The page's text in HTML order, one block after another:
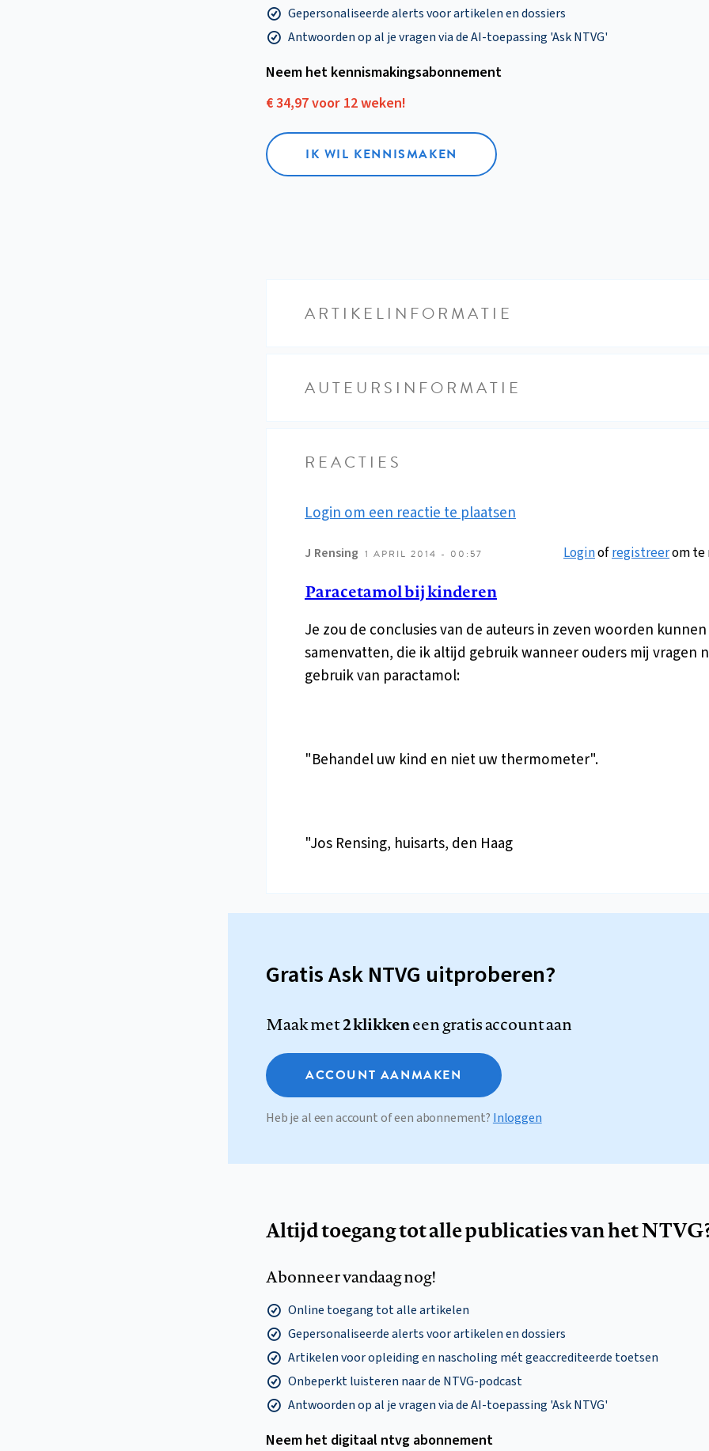
Gepersonaliseerde alerts voor artikelen en dossiers
Antwoorden op al je vragen via de AI-toepassing 'Ask NTVG'
Neem het kennismakings­abonnement
€ 34,97 voor 12 weken!
IK WIL KENNISMAKEN
ARTIKELINFORMATIE
AUTEURSINFORMATIE
REACTIES
Login om een reactie te plaatsen
J Rensing 1 APRIL 2014 - 00:57 Loginofregistreerom te
Paracetamol bij kinderen
Je zou de conclusies van de auteurs in zeven woorden kunnen
samenvatten, die ik altijd gebruik wanneer ouders mij vragen
gebruik van paractamol:
"Behandel uw kind en niet uw thermometer".
"Jos Rensing, huisarts, den Haag
Gratis Ask NTVG uitproberen?
Maak met2 klikkeneen gratis account aan
ACCOUNT AANMAKEN
Heb je al een account of een abonnement? Inloggen
Altijd toegang tot alle publicaties van het
Abonneer vandaag nog!
Online toegang tot alle artikelen
Gepersonaliseerde alerts voor artikelen en dossiers
Artikelen voor opleiding en nascholing mét geaccrediteerde toetsen
Onbeperkt luisteren naar de NTVG-podcast
Antwoorden op al je vragen via de AI-toepassing 'Ask NTVG'
Neem het digitaal ntvg abonnement